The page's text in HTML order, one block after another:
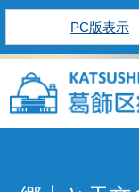
PC版表示